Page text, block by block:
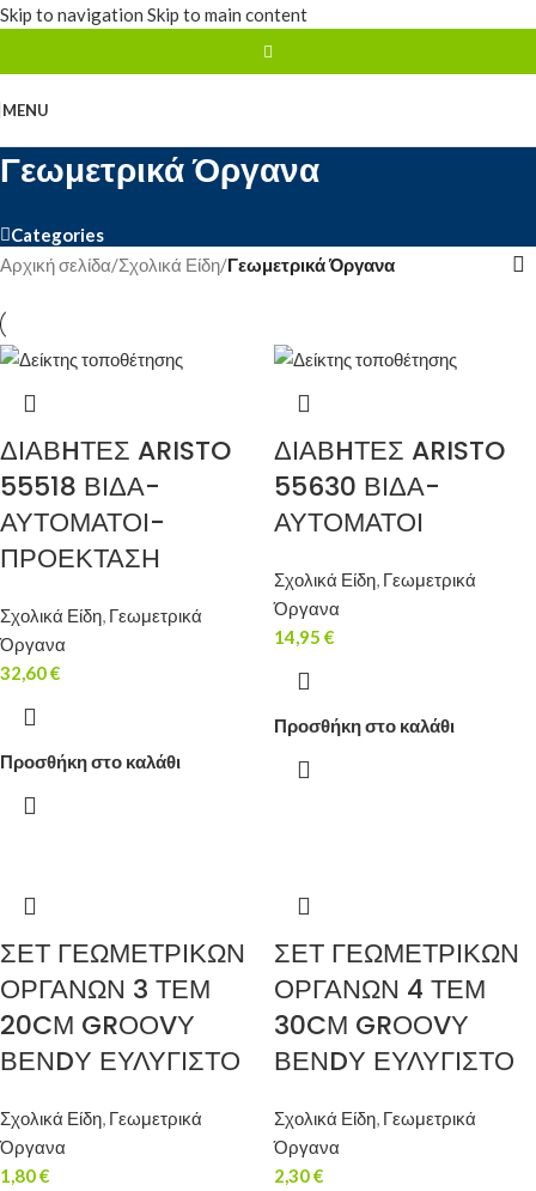
Skip to navigation Skip to main content
MENU
Γεωμετρικά Όργανα
Categories
Αρχική σελίδα/Σχολικά Είδη/Γεωμετρικά Όργανα
ΔΙΑΒHΤΕΣ ARISTO
55518 ΒΙΔΑ-
ΑΥΤΟΜΑΤΟΙ-
ΠΡΟΕΚΤΑΣΗ
Σχολικά Είδη, Γεωμετρικά
Όργανα
32,60€
Προσθήκη στο καλάθι
ΔΙΑΒHΤΕΣ ARISTO
55630 ΒΙΔΑ-
ΑΥΤΟΜΑΤΟΙ
Σχολικά Είδη, Γεωμετρικά
Όργανα
14,95 €
Προσθήκη στο καλάθι
ΣΕΤ ΓΕΩΜΕΤΡΙΚΩΝ
ΟΡΓΑΝΩΝ 3 ΤΕΜ
20CΜ GRΟΟVΥ
ΒΕΝDΥ ΕΥΛΥΓΙΣΤΟ
Σχολικά Είδη, Γεωμετρικά
Όργανα
1,80€
ΣΕΤ ΓΕΩΜΕΤΡΙΚΩΝ
ΟΡΓΑΝΩΝ 4 ΤΕΜ
30CΜ GRΟΟVΥ
ΒΕΝDΥ ΕΥΛΥΓΙΣΤΟ
Σχολικά Είδη, Γεωμετρικά
Όργανα
2,30€